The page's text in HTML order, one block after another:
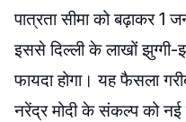
पात्रता सीमा को बढ़ाकर 1
इससे दिल्ली के लाखों झुग्गी-
फायदा होगा। यह फैसला
नरेंद्र मोदी के संकल्प को नई